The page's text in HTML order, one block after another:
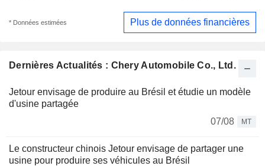
Dernières Actualités : Chery Automobile Co., Ltd.
Jetour envisage de produire au Brésil et étudie un modèle
d'usine partagée
07/08
MT
Le constructeur chinois Jetour envisage de partager une
usine pour produire ses véhicules au Brésil
* Données estimées Plus de données financières